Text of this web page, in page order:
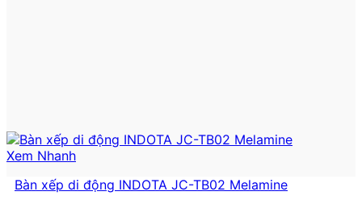
Xem Nhanh
Bàn xếp di động INDOTA JC-TB02 Melamine